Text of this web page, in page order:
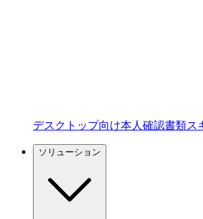
デスクトップ向け本人確認書類ス
ソリューション